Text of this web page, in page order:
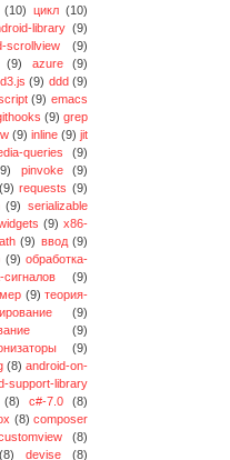
(10) цикл (10)
library (9)
scrollview
(9)
(9) azure
(9)
d3.js (9) ddd (9)
(9) emacs
(9) grep
(9) inline (9) jit
queries
(9)
pinvoke
(9)
(9) requests (9)
(9) serializable
(9) x86-
(9) ввод (9)
(9) обработка-
сигналов
(9)
(9) теория-
(9)
(9)
(9)
(8) android-on-
support-library
(8) c#-7.0
(8)
(8) composer
(8)
(8) devise (8)